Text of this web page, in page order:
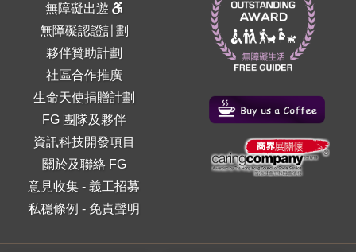
無障礙出遊
無障礙認證計劃
夥伴贊助計劃
社區合作推廣
生命天使捐贈計劃
FG 團隊及夥伴
資訊科技開發項目
關於及聯絡 FG
意見收集 -義工招募
私穩條例 - 免責聲明